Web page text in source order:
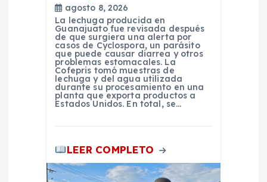
agosto 8, 2026
La lechuga producida en
Guanajuato fue revisada después
de que surgiera una alerta por
casos de Cyclospora, un parásito
que puede causar diarrea y otros
problemas estomacales. La
Cofepris tomó muestras de
lechuga y del agua utilizada
durante su procesamiento en una
planta que exporta productos a
Estados Unidos. En total, se…
LEER COMPLETO